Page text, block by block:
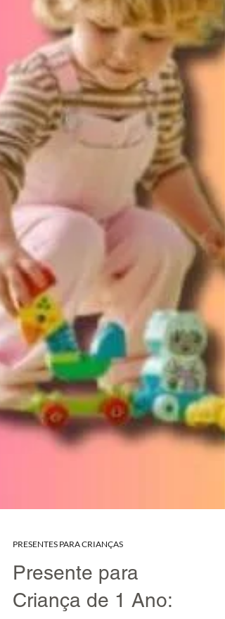
PRESENTES PARA CRIANÇAS
Presente para